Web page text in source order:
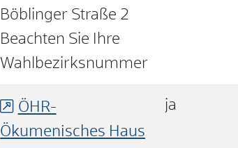
Böblinger Straße 2
Beachten Sie Ihre
Wahlbezirksnummer
ÖHR-
Ökumenisches Haus
ja